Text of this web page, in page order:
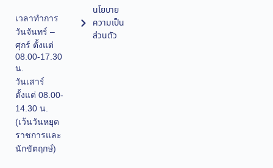
เวลาทำการ
วันจันทร์ –
ศุกร์ ตั้งแต่
08.00-17.30
น.
วันเสาร์
ตั้งแต่ 08.00-
14.30 น.
(เว้นวันหยุด
ราชการและ
นักขัตฤกษ์)
นโยบาย
ความเป็น
ส่วนตัว